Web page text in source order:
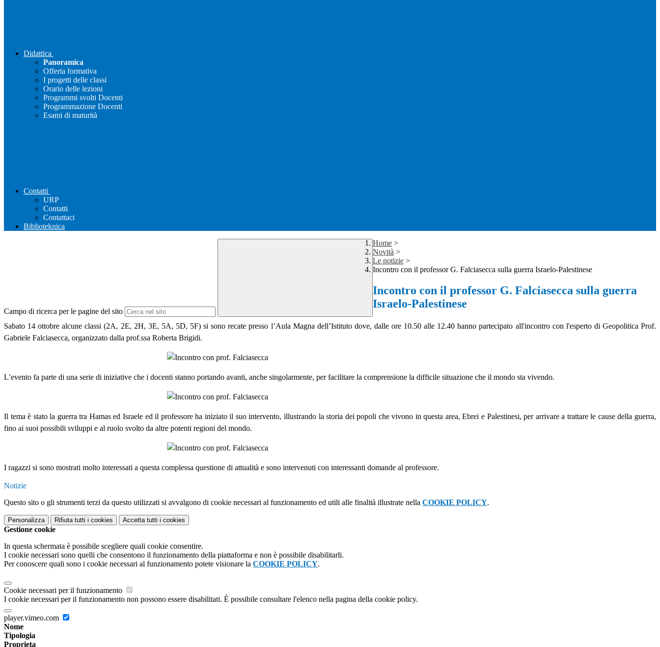
Didattica
Panoramica
Offerta formativa
I progetti delle classi
Orario delle lezioni
Programmi svolti Docenti
Programmazione Docenti
Esami di maturità
Contatti
URP
Contatti
Contattaci
Biblioteknica
Campo di ricerca per le pagine del sito
Home >
Novità >
Le notizie >
Incontro con il professor G. Falciasecca sulla guerra Israelo-Palestinese
Incontro con il professor G. Falciasecca sulla guerra
Israelo-Palestinese
Sabato 14 ottobre alcune classi (2A, 2E, 2H, 3E, 5A, 5D, 5F) si sono recate presso l’Aula Magna dell’Istituto dove, dalle ore 10.50 alle 12.40 hanno partecipato all'incontro con l'esperto di Geopolitica Prof.
Gabriele Falciasecca, organizzato dalla prof.ssa Roberta Brigidi.
L’evento fa parte di una serie di iniziative che i docenti stanno portando avanti, anche singolarmente, per facilitare la comprensione la difficile situazione che il mondo sta vivendo.
Il tema è stato la guerra tra Hamas ed Israele ed il professore ha iniziato il suo intervento, illustrando la storia dei popoli che vivono in questa area, Ebrei e Palestinesi, per arrivare a trattare le cause della guerra,
fino ai suoi possibili sviluppi e al ruolo svolto da altre potenti regioni del mondo.
I ragazzi si sono mostrati molto interessati a questa complessa questione di attualità e sono intervenuti con interessanti domande al professore.
Notizie
Questo sito o gli strumenti terzi da questo utilizzati si avvalgono di cookie necessari al funzionamento ed utili alle finalità illustrate nella COOKIE POLICY.
Personalizza Rifiuta tutti i cookies Accetta tutti i cookies
Gestione cookie
In questa schermata è possibile scegliere quali cookie consentire.
I cookie necessari sono quelli che consentono il funzionamento della piattaforma e non è possibile disabilitarli.
Per conoscere quali sono i cookie necessari al funzionamento potete visionare la COOKIE POLICY.
Cookie necessari per il funzionamento
I cookie necessari per il funzionamento non possono essere disabilitati. È possibile consultare l'elenco nella pagina della cookie policy.
player.vimeo.com
Nome
Tipologia
Proprieta